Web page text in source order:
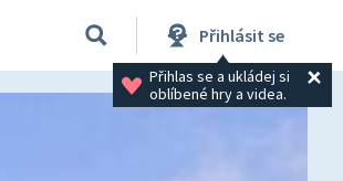
Přihlásit se
Přihlas se a ukládej si
oblíbené hry a videa.